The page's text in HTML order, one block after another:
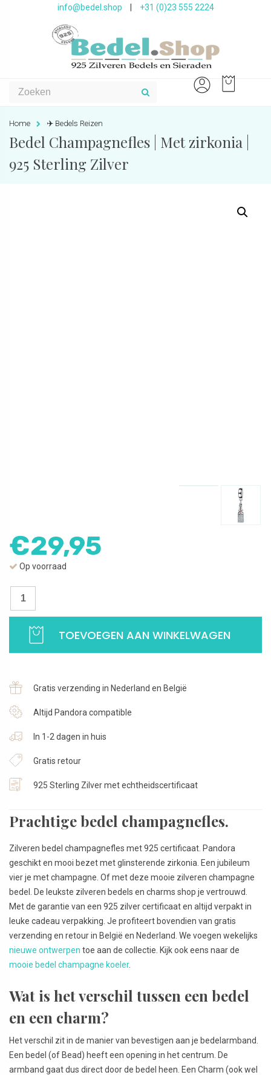
info@bedel.shop +31 (0)23 555 2224
Home ✈️ Bedels Reizen
Bedel Champagnefles | Met zirkonia |
925 Sterling Zilver
€29,95
Op voorraad
Bedel
zirkonia
925
Sterling
Zilver
TOEVOEGEN AAN WINKELWAGEN
Gratis verzending in Nederland en België
Altijd Pandora compatible
In 1-2 dagen in huis
Gratis retour
925 Sterling Zilver met echtheidscertificaat
Prachtige bedel champagnefles.
Zilveren bedel champagnefles met 925 certificaat. Pandora
geschikt en mooi bezet met glinsterende zirkonia. Een jubileum
vier je met champagne. Of met deze mooie zilveren champagne
bedel. De leukste zilveren bedels en charms shop je vertrouwd.
Met de garantie van een 925 zilver certificaat en altijd verpakt in
leuke cadeau verpakking. Je profiteert bovendien van gratis
verzending en retour in België en Nederland. We voegen wekelijks
nieuwe ontwerpen toe aan de collectie. Kijk ook eens naar de
mooie bedel champagne koeler.
Wat is het verschil tussen een bedel
en een charm?
Het verschil zit in de manier van bevestigen aan je bedelarmband.
Een bedel (of Bead) heeft een opening in het centrum. De
armband gaat dus direct door de bedel heen. Een Charm (ook wel